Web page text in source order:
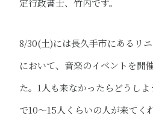
定行政書士、竹内です。
8/30(土)には長久手市にあるリ
において、音楽のイベントを開
た。1人も来なかったらどうし
で10～15人くらいの人が来てく